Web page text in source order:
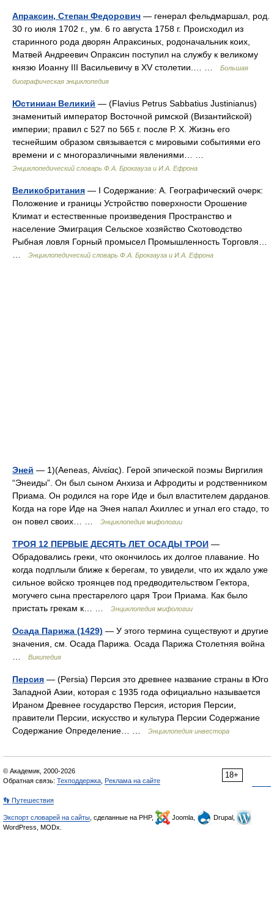
Апраксин, Степан Федорович — генерал фельдмаршал, род.
30 го июля 1702 г., ум. 6 го августа 1758 г. Происходил из
старинного рода дворян Апраксиных, родоначальник коих,
Матвей Андреевич Опраксин поступил на службу к великому
князю Иоанну III Васильевичу в ХV столетии.… …
Большая
биографическая энциклопедия
Юстиниан Великий — (Flavius Petrus Sabbatius Justinianus)
знаменитый император Восточной римской (Византийской)
империи; правил с 527 по 565 г. после Р. Х. Жизнь его
теснейшим образом связывается с мировыми событиями его
времени и с многоразличными явлениями… …
Энциклопедический словарь Ф.А. Брокгауза и И.А. Ефрона
Великобритания — I Содержание: А. Географический очерк:
Положение и границы Устройство поверхности Орошение
Климат и естественные произведения Пространство и
население Эмиграция Сельское хозяйство Скотоводство
Рыбная ловля Горный промысел Промышленность Торговля…
Энциклопедический словарь Ф.А. Брокгауза и И.А. Ефрона
Эней — 1)(Aeneas, Αὶνείας). Герой эпической поэмы Виргилия
“Энеиды”. Он был сыном Анхиза и Афродиты и родственником
Приама. Он родился на горе Иде и был властителем дарданов.
Когда на горе Иде на Энея напал Ахиллес и угнал его стадо, то
он повел своих… …
Энциклопедия мифологии
ТРОЯ 12 ПЕРВЫЕ ДЕСЯТЬ ЛЕТ ОСАДЫ ТРОИ —
Обрадовались греки, что окончилось их долгое плавание. Но
когда подплыли ближе к берегам, то увидели, что их ждало уже
сильное войско троянцев под предводительством Гектора,
могучего сына престарелого царя Трои Приама. Как было
пристать грекам к… …
Энциклопедия мифологии
Осада Парижа (1429) — У этого термина существуют и другие
значения, см. Осада Парижа. Осада Парижа Столетняя война
Википедия
Персия — (Persia) Персия это древнее название страны в Юго
Западной Азии, которая с 1935 года официально называется
Ираном Древнее государство Персия, история Персии,
правители Персии, искусство и культура Персии Содержание
Содержание Определение… …
Энциклопедия инвестора
18+
© Академик, 2000-2026
Обратная связь: Техподдержка Реклама на сайте
👣 Путешествия
Экспорт словарей на сайты , сделанные на PHP, Joomla,
Drupal,
WordPress, MODx.